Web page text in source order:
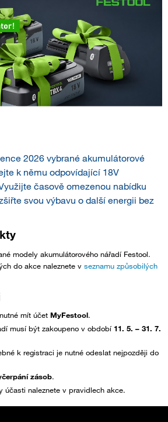
2026 vybrané akumulátorové
k němu odpovídající 18V
časově omezenou nabídku
svou výbavu o další energii bez
modely akumulátorového nářadí Festool.
do akce naleznete v seznamu způsobilých
mít účet MyFestool.
musí být zakoupeno v období 11. 5. – 31. 7.
k registraci je nutné odeslat nejpozději do
zásob.
účasti naleznete v pravidlech akce.